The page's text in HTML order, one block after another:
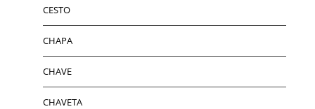
CESTO
CHAPA
CHAVE
CHAVETA